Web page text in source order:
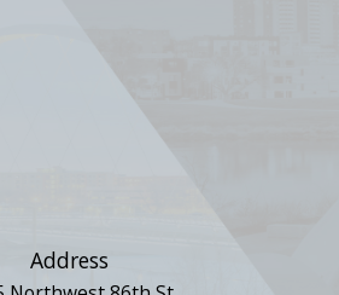
Address